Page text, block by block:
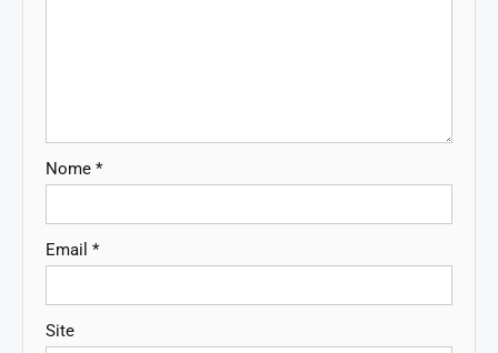
Nome *
Email *
Site